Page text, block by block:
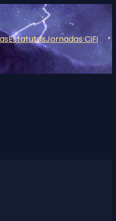
EstatutosJornadas CiFi